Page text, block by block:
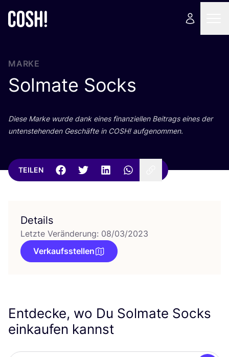
MARKE
Solmate Socks
Die­se Mar­ke wur­de dank eines finan­zi­el­len Bei­trags eines der
unten­ste­hen­den Geschäf­te in COSH! aufgenommen.
TEILEN
Details
Letzte Veränderung: 08/03/2023
Verkaufsstellen
Entdecke, wo Du Solmate Socks
einkaufen kannst